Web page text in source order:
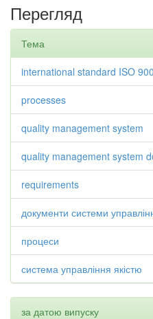
Перегляд
Тема
international standard ISO
processes
quality management system
quality management system
requirements
документи системи
процеси
система управління якістю
за датою випуску